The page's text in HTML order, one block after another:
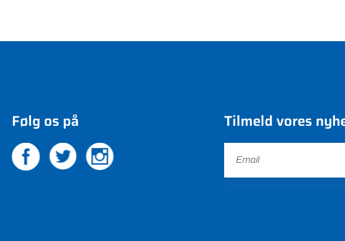
Følg os på Tilmeld vores